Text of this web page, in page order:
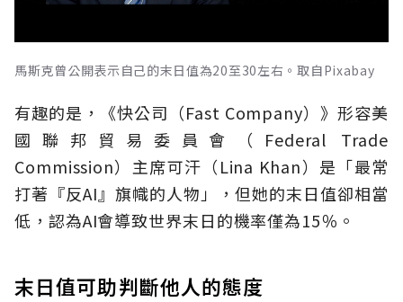
馬斯克曾公開表示自己的末日值為20至30左右。取自Pixabay
有趣的是，《快公司（Fast Company）》形容美
國聯邦貿易委員會（Federal Trade
Commission）主席可汗（Lina Khan）是「最常
打著『反AI』旗幟的人物」，但她的末日值卻相當
低，認為AI會導致世界末日的機率僅為15％。
末日值可助判斷他人的態度